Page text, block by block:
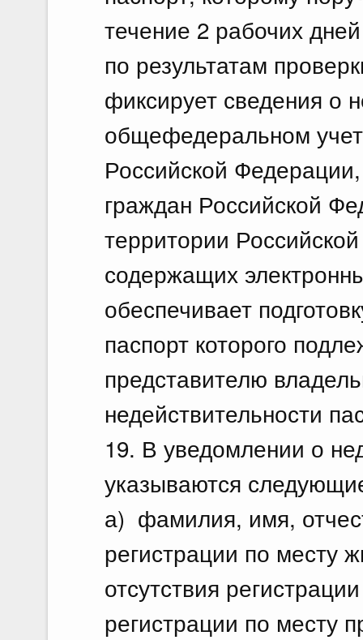
течение 2 рабочих
по результатам
фиксирует сведения о
общефедеральном
Российской
граждан Российской
территории
содержащих
обеспечивает
паспорт которого
представителю
недействительности
19. В уведомлении о
указываются
а) фамилия, имя,
регистрации по месту
отсутствия
регистрации по месту